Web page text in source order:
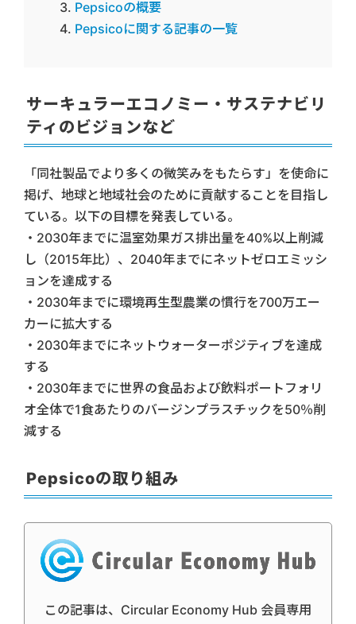
Pepsicoの概要
Pepsicoに関する記事の一覧
サーキュラーエコノミー・サステナビリ
ティのビジョンなど
「同社製品でより多くの微笑みをもたらす」を使命に
掲げ、地球と地域社会のために貢献することを目指し
ている。以下の目標を発表している。
・2030年までに温室効果ガス排出量を40%以上削減
し（2015年比）、2040年までにネットゼロエミッシ
ョンを達成する
・2030年までに環境再生型農業の慣行を700万エー
カーに拡大する
・2030年までにネットウォーターポジティブを達成
する
・2030年までに世界の食品および飲料ポートフォリ
オ全体で1食あたりのバージンプラスチックを50％削
減する
Pepsicoの取り組み
この記事は、Circular Economy Hub 会員専用